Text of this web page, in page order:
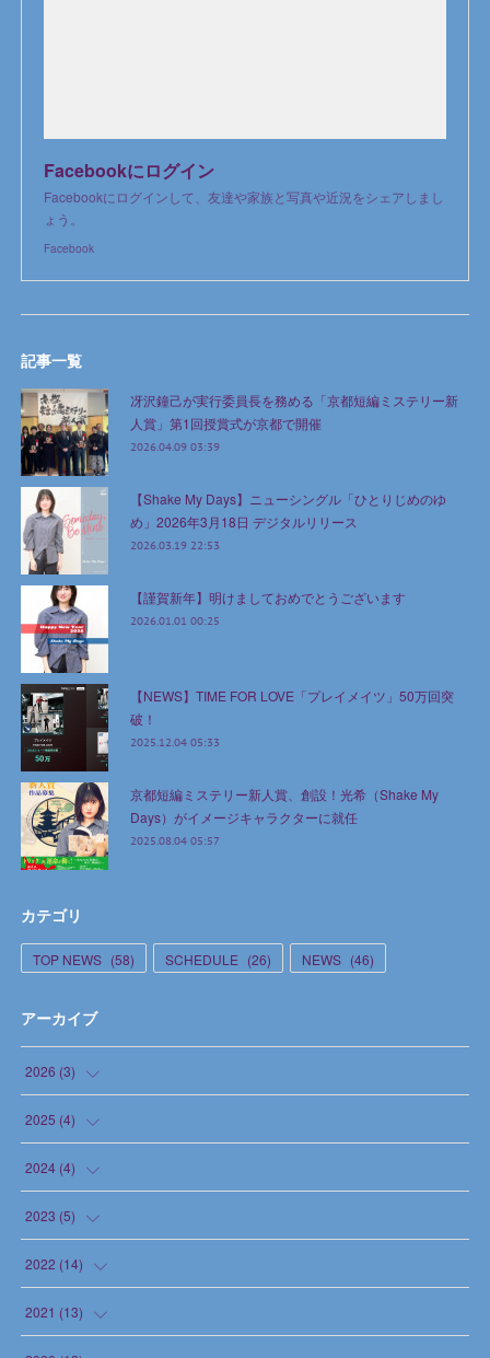
Facebookにログイン
Facebookにログインして、友達や家族と写真や近況をシェアしまし
ょう。
Facebook
記事一覧
冴沢鐘己が実行委員長を務める「京都短編ミステリー新
人賞」第1回授賞式が京都で開催
2026.04.09 03:39
【Shake My Days】ニューシングル「ひとりじめのゆ
め」2026年3月18日 デジタルリリース
2026.03.19 22:53
【謹賀新年】明けましておめでとうございます
2026.01.01 00:25
【NEWS】TIME FOR LOVE「プレイメイツ」50万回突
破！
2025.12.04 05:33
京都短編ミステリー新人賞、創設！光希（Shake My
Days）がイメージキャラクターに就任
2025.08.04 05:57
カテゴリ
TOP NEWS (58) SCHEDULE (26) NEWS (46)
アーカイブ
2026 (3)
( )
( )
(
2025 (4)
( )
( )
(1
(1
2024(4)
( )
(1
(1
(1
2023 (5)
(1
(2
2022 (14)
(1
2021 (13)